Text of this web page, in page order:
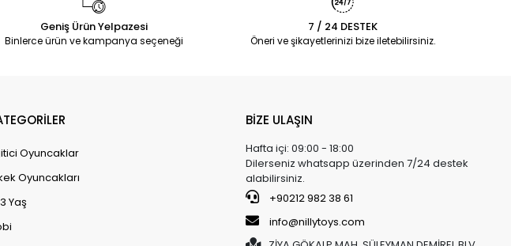
Geniş Ürün Yelpazesi
Binlerce ürün ve kampanya seçeneği
7 / 24 DESTEK
Öneri ve şikayetlerinizi bize iletebilirsiniz.
Oyuncaklar
Oyuncakları
Yaş
BİZE ULAŞIN
Hafta içi: 09:00 - 18:00
Dilerseniz whatsapp üzerinden 7/24 destek
alabilirsiniz.
+90212 982 38 61
info@nillytoys.com